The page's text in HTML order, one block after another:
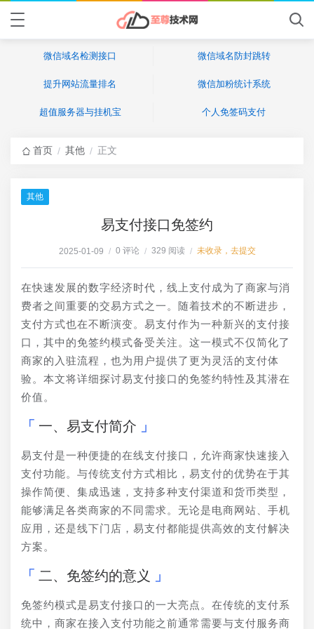
微信域名检测接口 微信域名防封跳转
提升网站流量排名 微信加粉统计系统
超值服务器与挂机宝 个人免签码支付
首页 / 其他 / 正文
其他
易支付接口免签约
2025-01-09 / 0 评论 / 329 阅读 / 未收录，去提交
在快速发展的数字经济时代，线上支付成为了商家与消
费者之间重要的交易方式之一。随着技术的不断进步，
支付方式也在不断演变。易支付作为一种新兴的支付接
口，其中的免签约模式备受关注。这一模式不仅简化了
商家的入驻流程，也为用户提供了更为灵活的支付体
验。本文将详细探讨易支付接口的免签约特性及其潜在
价值。
一、易支付简介
易支付是一种便捷的在线支付接口，允许商家快速接入
支付功能。与传统支付方式相比，易支付的优势在于其
操作简便、集成迅速，支持多种支付渠道和货币类型，
能够满足各类商家的不同需求。无论是电商网站、手机
应用，还是线下门店，易支付都能提供高效的支付解决
方案。
二、免签约的意义
免签约模式是易支付接口的一大亮点。在传统的支付系
统中，商家在接入支付功能之前通常需要与支付服务商